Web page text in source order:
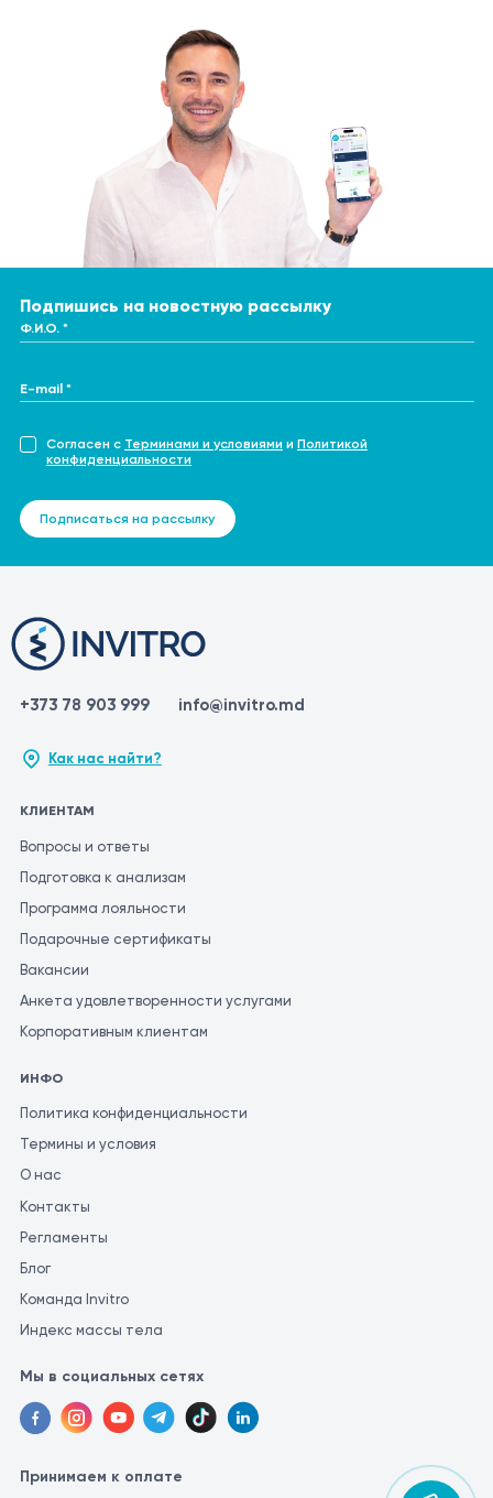
Подпишись на новостную рассылку
Ф.И.О. *
E-mail *
Согласен с Терминами и условиями и Политикой
конфиденциальности
Подписаться на рассылку
+373 78 903 999 info@invitro.md
Как нас найти?
КЛИЕНТАМ
Вопросы и ответы
Подготовка к анализам
Программа лояльности
Подарочные сертификаты
Вакансии
Анкета удовлетворенности услугами
Корпоративным клиентам
ИНФО
Политика конфиденциальности
Термины и условия
О нас
Контакты
Регламенты
Блог
Команда Invitro
Индекс массы тела
Мы в социальных сетях
Принимаем к оплате